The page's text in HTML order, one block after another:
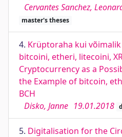
Cervantes Sanchez,
master's theses
4. Krüptoraha kui
bitcoini, etheri, litecoini,
Cryptocurrency as a
the Example of bitcoin,
BCH
Disko, Janne 19.01.2018
5. Digitalisation for the